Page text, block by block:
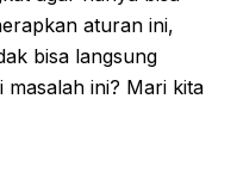
aturan ini,
bisa langsung
masalah ini? Mari kita